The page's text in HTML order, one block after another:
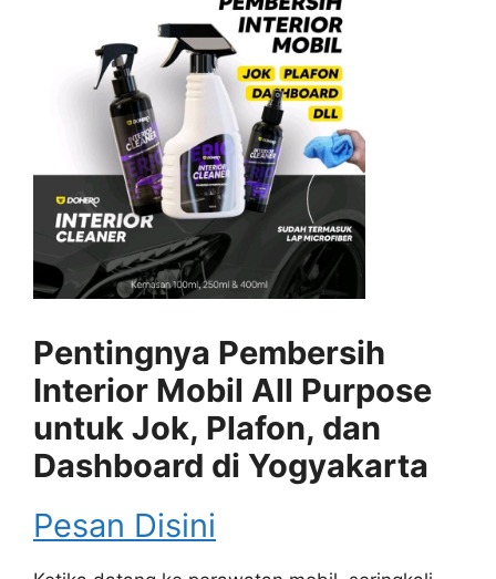
Pentingnya Pembersih
Interior Mobil All Purpose
untuk Jok, Plafon, dan
Dashboard di Yogyakarta
Pesan Disini